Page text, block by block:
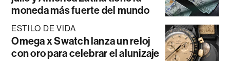
moneda más fuerte del mundo
ESTILO DE VIDA
Omega x Swatch lanza un reloj
con oro para celebrar el alunizaje